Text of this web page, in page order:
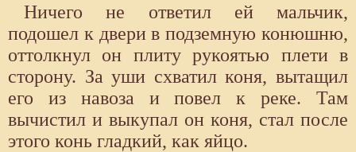
Ничего не ответил ей мальчик,
подошел к двери в подземную конюшню,
оттолкнул он плиту рукоятью плети в
сторону. За уши схватил коня, вытащил
его из навоза и повел к реке. Там
вычистил и выкупал он коня, стал после
этого конь гладкий, как яйцо.